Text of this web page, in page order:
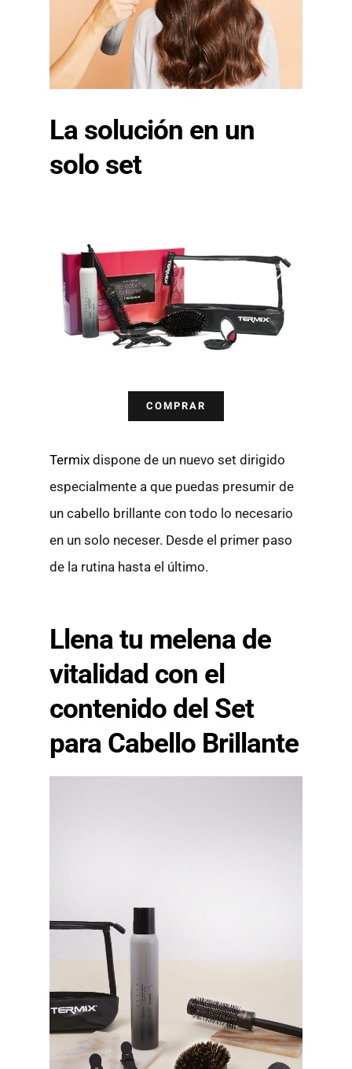
La solución en un
solo set
COMPRAR
Termix dispone de un nuevo set dirigido
especialmente a que puedas presumir de
un cabello brillante con todo lo necesario
en un solo neceser. Desde el primer paso
de la rutina hasta el último.
Llena tu melena de
vitalidad con el
contenido del Set
para Cabello Brillante